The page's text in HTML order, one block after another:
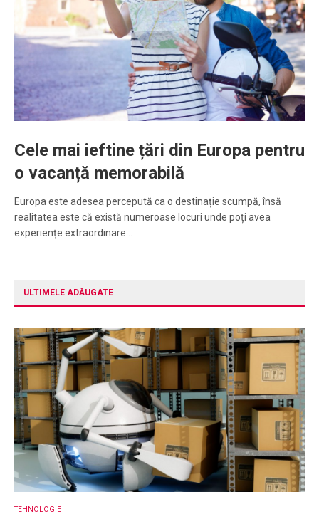
Cele mai ieftine țări din Europa pentru
o vacanță memorabilă
Europa este adesea percepută ca o destinație scumpă, însă
realitatea este că există numeroase locuri unde poți avea
experiențe extraordinare…
ULTIMELE ADĂUGATE
TEHNOLOGIE